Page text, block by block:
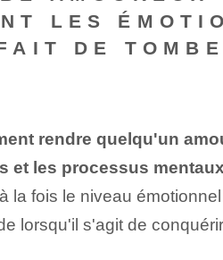
LES
DE
rendre quelqu'un
et les processus
la fois le niveau
lorsqu'il s'agit de